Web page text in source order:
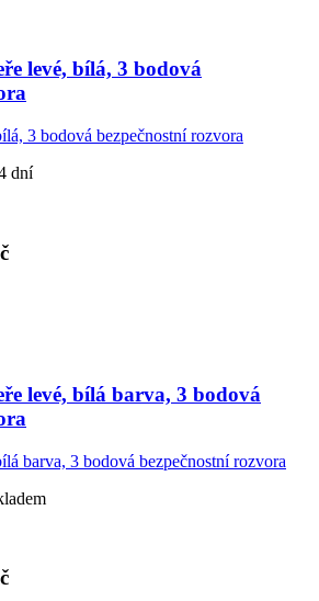
levé, bílá, 3 bodová
dní
levé, bílá barva, 3 bodová